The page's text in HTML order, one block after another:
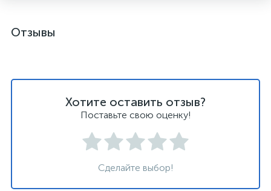
Отзывы
Хотите оставить отзыв?
Поставьте свою оценку!
Сделайте выбор!